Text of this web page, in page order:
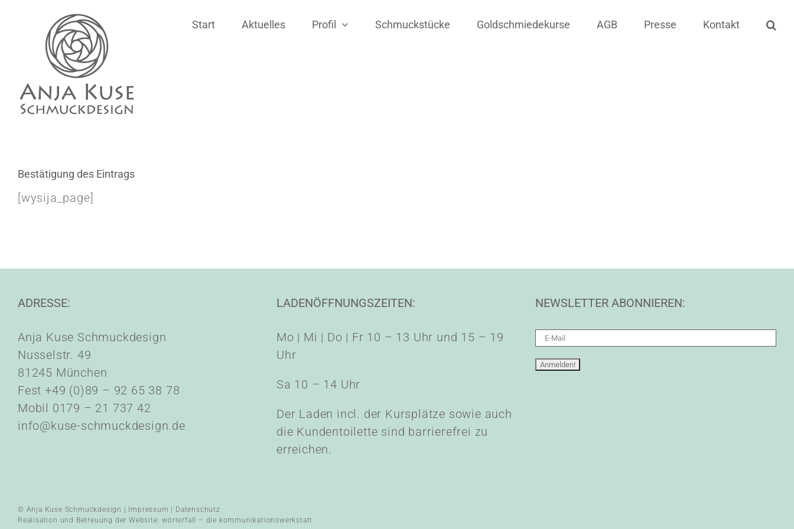
springen
Start Aktuelles Profil Schmuckstücke Goldschmiedekurse AGB Presse Kontakt
Bestätigung des Eintrags
[wysija_page]
ADRESSE:
Anja Kuse Schmuckdesign
Nusselstr. 49
81245 München
Fest +49 (0)89 – 92 65 38 78
Mobil 0179 – 21 737 42
info@kuse-schmuckdesign.de
LADENÖFFNUNGSZEITEN:
Mo | Mi | Do | Fr 10 – 13 Uhr und 15 – 19
Uhr
Sa 10 – 14 Uhr
Der Laden incl. der Kursplätze sowie auch
die Kundentoilette sind barrierefrei zu
erreichen.
NEWSLETTER ABONNIEREN:
© Anja Kuse Schmuckdesign | Impressum
Datenschutz
Realisation und Betreuung der Website:wörterfall – die kommunikationswerkstatt